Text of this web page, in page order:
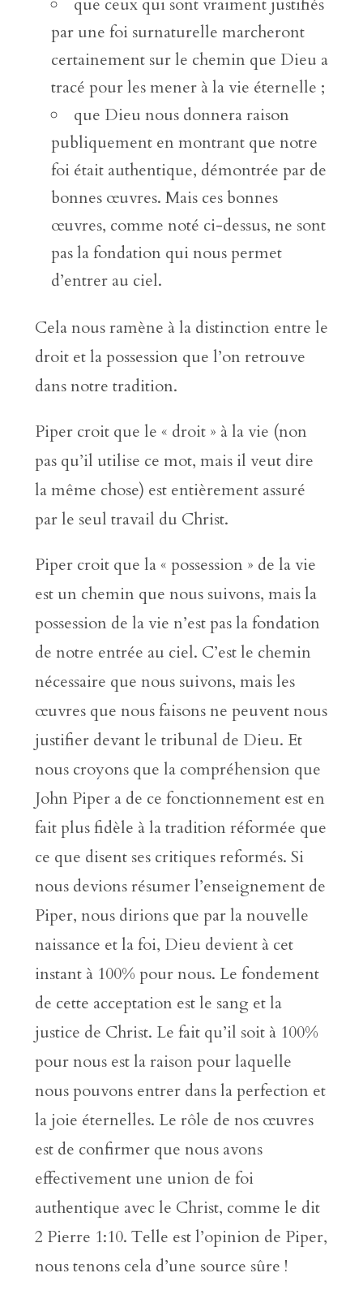
par une foi surnaturelle marcheront
certainement sur le chemin que Dieu a
tracé pour les mener à la vie éternelle ;
que Dieu nous donnera raison
publiquement en montrant que notre
foi était authentique, démontrée par de
bonnes œuvres. Mais ces bonnes
œuvres, comme noté ci-dessus, ne sont
pas la fondation qui nous permet
d’entrer au ciel.
Cela nous ramène à la distinction entre le
droit et la possession que l’on retrouve
dans notre tradition.
Piper croit que le « droit » à la vie (non
pas qu’il utilise ce mot, mais il veut dire
la même chose) est entièrement assuré
par le seul travail du Christ.
Piper croit que la « possession » de la vie
est un chemin que nous suivons, mais la
possession de la vie n’est pas la fondation
de notre entrée au ciel. C’est le chemin
nécessaire que nous suivons, mais les
œuvres que nous faisons ne peuvent nous
justifier devant le tribunal de Dieu. Et
nous croyons que la compréhension que
John Piper a de ce fonctionnement est en
fait plus fidèle à la tradition réformée que
ce que disent ses critiques reformés. Si
nous devions résumer l’enseignement de
Piper, nous dirions que par la nouvelle
naissance et la foi, Dieu devient à cet
instant à 100% pour nous. Le fondement
de cette acceptation est le sang et la
justice de Christ. Le fait qu’il soit à 100%
pour nous est la raison pour laquelle
nous pouvons entrer dans la perfection et
la joie éternelles. Le rôle de nos œuvres
est de confirmer que nous avons
effectivement une union de foi
authentique avec le Christ, comme le dit
2 Pierre 1:10. Telle est l’opinion de Piper,
nous tenons cela d’une source sûre !